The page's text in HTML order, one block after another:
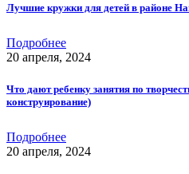
Лучшие кружки для детей в районе
Подробнее
20 апреля, 2024
Что дают ребенку занятия по
конструирование)
Подробнее
20 апреля, 2024